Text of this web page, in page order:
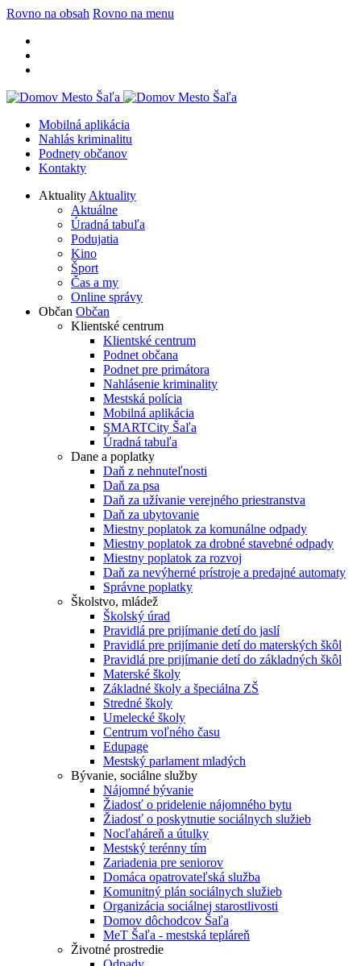
Rovno na obsah Rovno na menu
Mobilná aplikácia
Nahlás kriminalitu
Podnety občanov
Kontakty
Aktuality Aktuality
Aktuálne
Úradná tabuľa
Podujatia
Kino
Šport
Čas a my
Online správy
Občan Občan
Klientské centrum
Klientské centrum
Podnet občana
Podnet pre primátora
Nahlásenie kriminality
Mestská polícia
Mobilná aplikácia
SMARTCity Šaľa
Úradná tabuľa
Dane a poplatky
Daň z nehnuteľnosti
Daň za psa
Daň za užívanie verejného priestranstva
Daň za ubytovanie
Miestny poplatok za komunálne odpady
Miestny poplatok za drobné stavebné odpady
Miestny poplatok za rozvoj
Daň za nevýherné prístroje a predajné automaty
Správne poplatky
Školstvo, mládež
Školský úrad
Pravidlá pre prijímanie detí do jaslí
Pravidlá pre prijímanie detí do materských škôl
Pravidlá pre prijímanie detí do základných škôl
Materské školy
Základné školy a špeciálna ZŠ
Stredné školy
Umelecké školy
Centrum voľného času
Edupage
Mestský parlament mladých
Bývanie, sociálne služby
Nájomné bývanie
Žiadosť o pridelenie nájomného bytu
Žiadosť o poskytnutie sociálnych služieb
Nocľaháreň a útulky
Mestský terénny tím
Zariadenia pre seniorov
Domáca opatrovateľská služba
Komunitný plán sociálnych služieb
Organizácia sociálnej starostlivosti
Domov dôchodcov Šaľa
MeT Šaľa - mestská tepláreň
Životné prostredie